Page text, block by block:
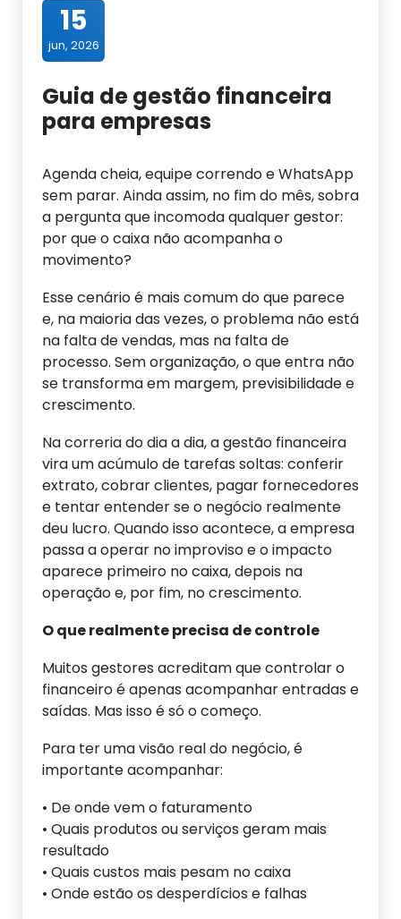
15
jun, 2026
Guia de gestão financeira
para empresas
Agenda cheia, equipe correndo e WhatsApp
sem parar. Ainda assim, no fim do mês, sobra
a pergunta que incomoda qualquer gestor:
por que o caixa não acompanha o
movimento?
Esse cenário é mais comum do que parece
e, na maioria das vezes, o problema não está
na falta de vendas, mas na falta de
processo. Sem organização, o que entra não
se transforma em margem, previsibilidade e
crescimento.
Na correria do dia a dia, a gestão financeira
vira um acúmulo de tarefas soltas: conferir
extrato, cobrar clientes, pagar fornecedores
e tentar entender se o negócio realmente
deu lucro. Quando isso acontece, a empresa
passa a operar no improviso e o impacto
aparece primeiro no caixa, depois na
operação e, por fim, no crescimento.
O que realmente precisa de controle
Muitos gestores acreditam que controlar o
financeiro é apenas acompanhar entradas e
saídas. Mas isso é só o começo.
Para ter uma visão real do negócio, é
importante acompanhar:
• De onde vem o faturamento
• Quais produtos ou serviços geram mais
resultado
• Quais custos mais pesam no caixa
• Onde estão os desperdícios e falhas